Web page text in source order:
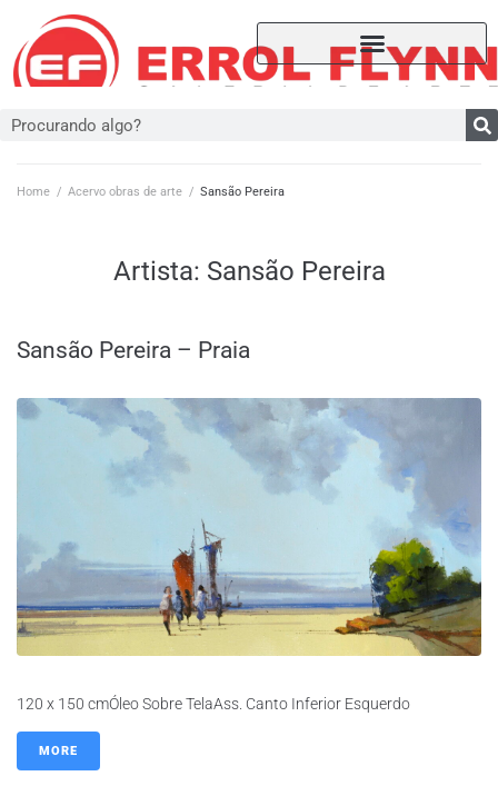
Home / Acervo obras de arte / Sansão Pereira
Artista: Sansão Pereira
Sansão Pereira – Praia
120 x 150 cmÓleo Sobre TelaAss. Canto Inferior Esquerdo
MORE